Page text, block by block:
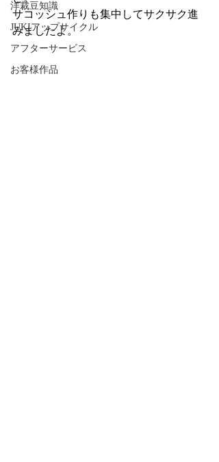
洋裁豆知識
JUKIアップサイクル
アフターサービス
お客様作品
サコッシュ作りも集中してサクサク進
みましたよ。